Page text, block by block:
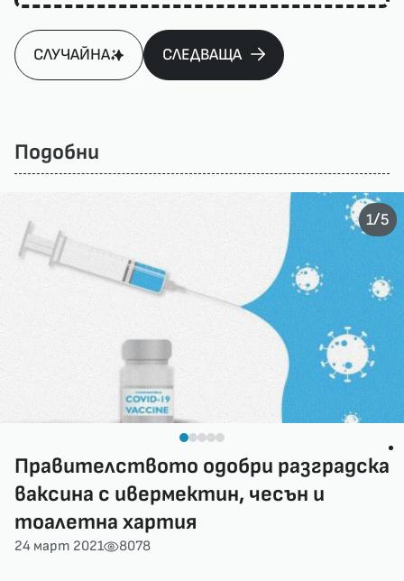
СЛУЧАЙНА СЛЕДВАЩА
Подобни
Правителството одобри разградска
ваксина с ивермектин, чесън и
тоалетна хартия
24 март 2021 8078
1/5